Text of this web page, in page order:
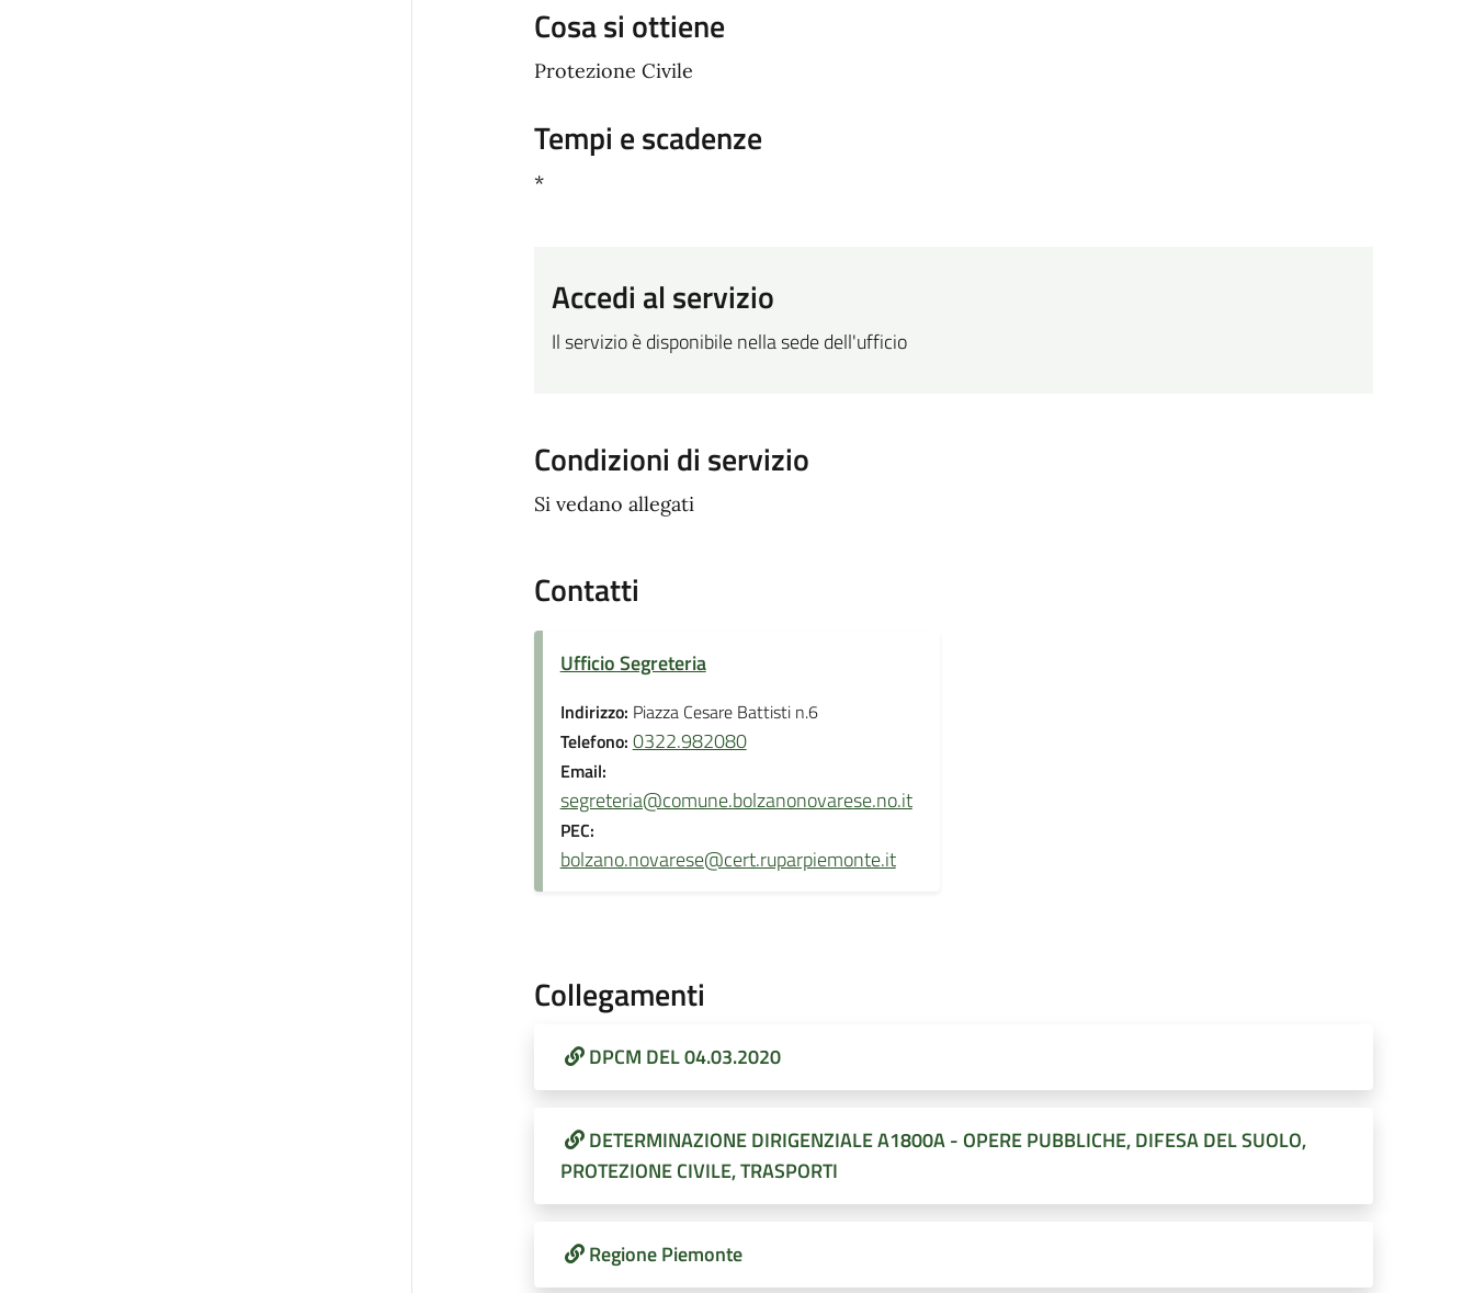
Cosa si ottiene
Protezione Civile
Tempi e scadenze
*
Accedi al servizio
Il servizio è disponibile nella sede dell'ufficio
Condizioni di servizio
Si vedano allegati
Contatti
Ufficio Segreteria
Indirizzo: Piazza Cesare Battisti n.6
Telefono: 0322.982080
Email:
segreteria@comune.bolzanonovarese.no.it
PEC:
bolzano.novarese@cert.ruparpiemonte.it
Collegamenti
DPCM DEL 04.03.2020
DETERMINAZIONE DIRIGENZIALE A1800A - OPERE PUBBLICHE, DIFESA DEL SUOLO,
PROTEZIONE CIVILE, TRASPORTI
Regione Piemonte